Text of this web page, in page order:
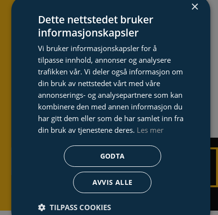
utfordringer gjennom
samarbeid og kunnskap.
Dacon er dedikert til å
levere best mulig løsning
og kvalitet når du trenger
det!
TA KONTAKT
UTFORSK
TJENESTER
×
Dette nettstedet bruker
informasjonskapsler
Vi bruker informasjonskapsler for å
tilpasse innhold, annonser og analysere
trafikken vår. Vi deler også informasjon om
din bruk av nettstedet vårt med våre
annonserings- og analysepartnere som kan
kombinere den med annen informasjon du
har gitt dem eller som de har samlet inn fra
din bruk av tjenestene deres. Les mer
GODTA
AVVIS ALLE
TILPASS COOKIES